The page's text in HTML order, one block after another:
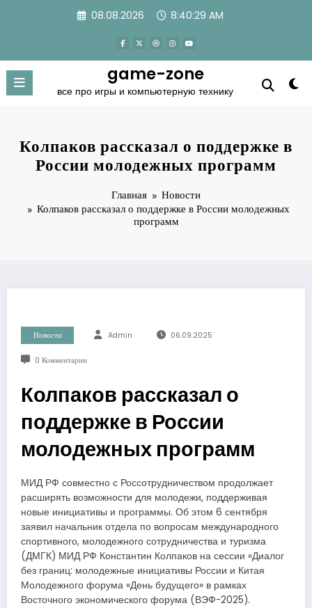
08.08.2026 8:40:29 AM
game-zone
все про игры и компьютерную технику
Колпаков рассказал о поддержке в
России молодежных программ
Главная
Новости
Колпаков рассказал о поддержке в России молодежных
программ
Новости Admin 06.09.2025
0 Комментарии
Колпаков рассказал о
поддержке в России
молодежных программ
МИД РФ совместно с Россотрудничеством продолжает
расширять возможности для молодежи, поддерживая
новые инициативы и программы. Об этом 6 сентября
заявил начальник отдела по вопросам международного
спортивного, молодежного сотрудничества и туризма
(ДМГК) МИД РФ Константин Колпаков на сессии «Диалог
без границ: молодежные инициативы России и Китая
Молодежного форума «День будущего» в рамках
Восточного экономического форума (ВЭФ-2025).